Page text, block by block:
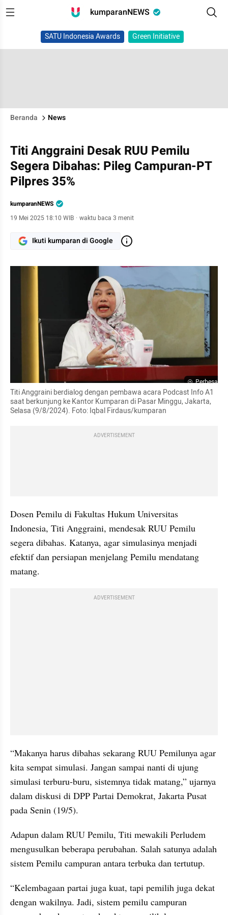
kumparanNEWS
SATU Indonesia Awards Green Initiative
Beranda News
Titi Anggraini Desak RUU Pemilu
Segera Dibahas: Pileg Campuran-PT
Pilpres 35%
kumparanNEWS
19 Mei 2025 18:10 WIB · waktu baca 3 menit
Ikuti kumparan di Google
Perbesar
Titi Anggraini berdialog dengan pembawa acara Podcast Info A1
saat berkunjung ke Kantor Kumparan di Pasar Minggu, Jakarta,
Selasa (9/8/2024). Foto: Iqbal Firdaus/kumparan
ADVERTISEMENT
Dosen Pemilu di Fakultas Hukum Universitas
Indonesia, Titi Anggraini, mendesak RUU Pemilu
segera dibahas. Katanya, agar simulasinya menjadi
efektif dan persiapan menjelang Pemilu mendatang
matang.
ADVERTISEMENT
“Makanya harus dibahas sekarang RUU Pemilunya agar
kita sempat simulasi. Jangan sampai nanti di ujung
simulasi terburu-buru, sistemnya tidak matang,” ujarnya
dalam diskusi di DPP Partai Demokrat, Jakarta Pusat
pada Senin (19/5).
Adapun dalam RUU Pemilu, Titi mewakili Perludem
mengusulkan beberapa perubahan. Salah satunya adalah
sistem Pemilu campuran antara terbuka dan tertutup.
“Kelembagaan partai juga kuat, tapi pemilih juga dekat
dengan wakilnya. Jadi, sistem pemilu campuran